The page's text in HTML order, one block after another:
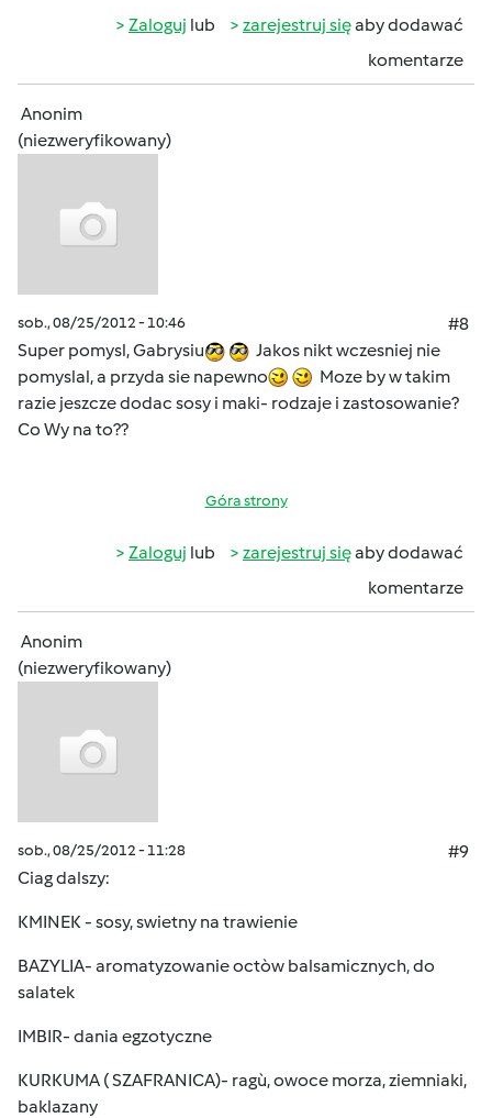
Zaloguj lub zarejestruj sięaby dodawać
komentarze
Anonim
(niezweryfikowany)
sob., 08/25/2012 - 10:46
#8
Super pomysl, Gabrysiu
Jakos nikt wczesniej nie
pomyslal, a przyda sie napewno
Moze by w takim
razie jeszcze dodac sosy i maki- rodzaje i zastosowanie?
Co Wy na to??
Góra strony
Zaloguj lub zarejestruj sięaby dodawać
komentarze
Anonim
(niezweryfikowany)
sob., 08/25/2012 - 11:28
#9
Ciag dalszy:
KMINEK - sosy, swietny na trawienie
BAZYLIA- aromatyzowanie octòw balsamicznych, do
salatek
IMBIR- dania egzotyczne
KURKUMA ( SZAFRANICA)- ragù, owoce morza, ziemniaki,
baklazany